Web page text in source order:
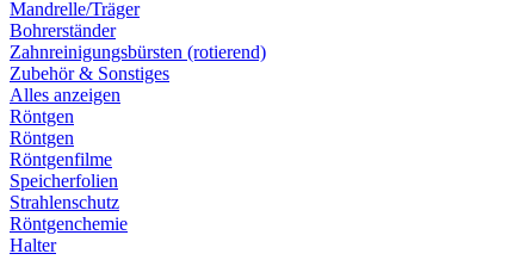
Mandrelle/Träger
Bohrerständer
Zahnreinigungsbürsten (rotierend)
Zubehör & Sonstiges
Alles anzeigen
Röntgen
Röntgen
Röntgenfilme
Speicherfolien
Strahlenschutz
Röntgenchemie
Halter